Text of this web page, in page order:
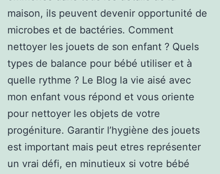
maison, ils peuvent devenir opportunité de
microbes et de bactéries. Comment
nettoyer les jouets de son enfant ? Quels
types de balance pour bébé utiliser et à
quelle rythme ? Le Blog la vie aisé avec
mon enfant vous répond et vous oriente
pour nettoyer les objets de votre
progéniture. Garantir l’hygiène des jouets
est important mais peut etres représenter
un vrai défi, en minutieux si votre bébé